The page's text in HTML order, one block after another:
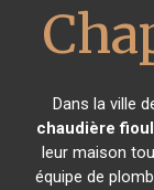
Dans la ville
chaudière
leur maison
équipe de